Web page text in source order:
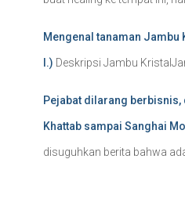
Mengenal tanaman
l.) Deskripsi Jambu
Pejabat dilarang
Khattab sampai Sanghai
disuguhkan berita bahwa ada